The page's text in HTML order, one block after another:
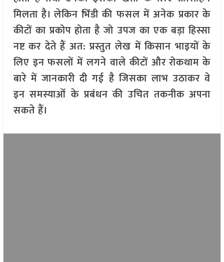
मिलता है। लेकिन भिंडी की फसल में अनेक प्रकार के
कीटों का प्रकोप होता है जो उपज का एक बड़ा हिस्सा
नष्ट कर देते हैं अत: प्रस्तुत लेख में किसान भाइयों के
लिए इन फसलों में लगने वाले कीटों और रोकथाम के
बारे में जानकारी दी गई है जिसका लाभ उठाकर वे
इन समस्याओं के प्रबंधन की उचित तकनीक अपना
सकते हैं।